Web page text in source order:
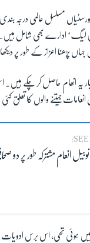
ادارے بھی شامل ہیں۔
پڑھنا اعزاز کے طور پر
بار یہ انعام حاصل کر چکے ہیں۔
انعامات جیتنے والوں کا
SEE
انعام مشترکہ طور پر دو
میں ہوئی تھی، اس برس